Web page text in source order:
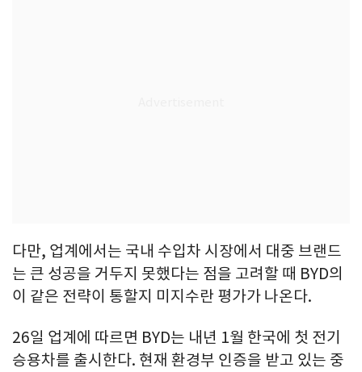
다만, 업계에서는 국내 수입차 시장에서 대중 브랜드
는 큰 성공을 거두지 못했다는 점을 고려할 때 BYD의
이 같은 전략이 통할지 미지수란 평가가 나온다.
26일 업계에 따르면 BYD는 내년 1월 한국에 첫 전기
승용차를 출시한다. 현재 환경부 인증을 받고 있는 중